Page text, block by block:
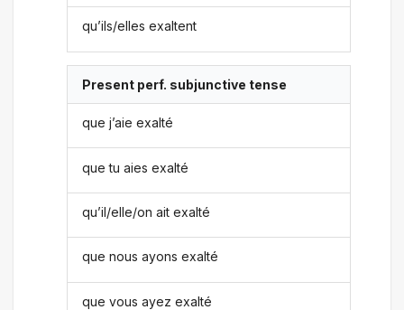
qu’ils/elles exaltent
Present perf. subjunctive tense
que j’aie exalté
que tu aies exalté
qu’il/elle/on ait exalté
que nous ayons exalté
que vous ayez exalté